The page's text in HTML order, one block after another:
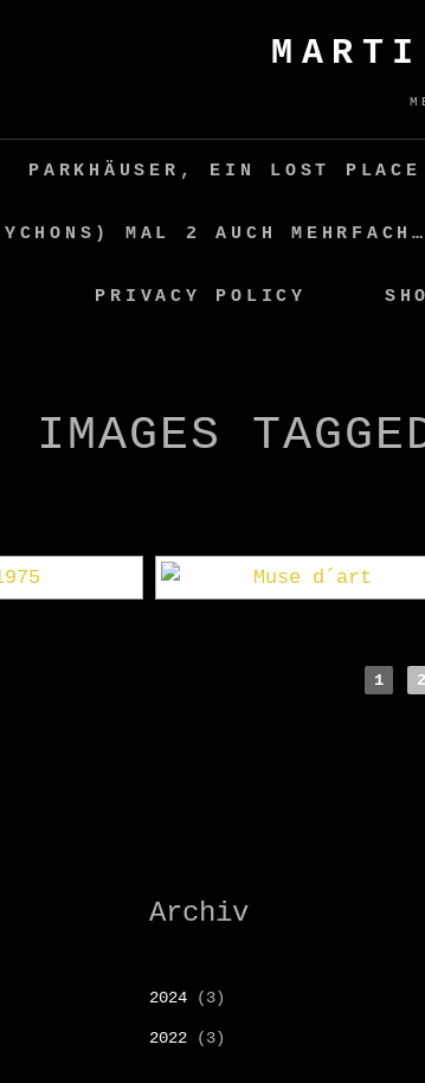
PARKHÄUSER, EIN LOST PLACE
MAL 2 AUCH MEHRFACH…
PRIVACY POLICY
IMAGES
1 2
Archiv
2024(3)
2022(3)